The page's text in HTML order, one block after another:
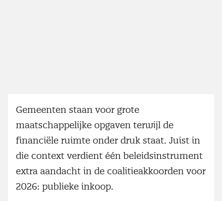
Gemeenten staan voor grote
maatschappelijke opgaven terwijl de
financiële ruimte onder druk staat. Juist in
die context verdient één beleidsinstrument
extra aandacht in de coalitieakkoorden voor
2026: publieke inkoop.